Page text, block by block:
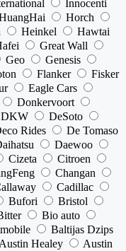
Innocenti
Horch
Heinkel
Hawtai
Great Wall
Geo
Genesis
Flanker
Fisker
Eagle Cars
Donkervoort
DKW
DeSoto
Rides
De Tomaso
Daewoo
Cizeta
Citroen
Changan
Cadillac
Bufori
Bristol
Bio auto
Baltijas Dzips
Austin Healey
Austin